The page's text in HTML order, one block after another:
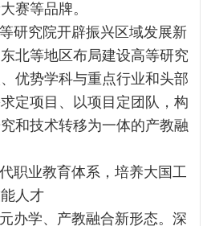
赛等品牌。
研究院开辟振兴区域发展新
北等地区布局建设高等研究
优势学科与重点行业和头部
定项目、以项目定团队，构
和技术转移为一体的产教融
职业教育体系，培养大国工
人才
办学、产教融合新形态。深